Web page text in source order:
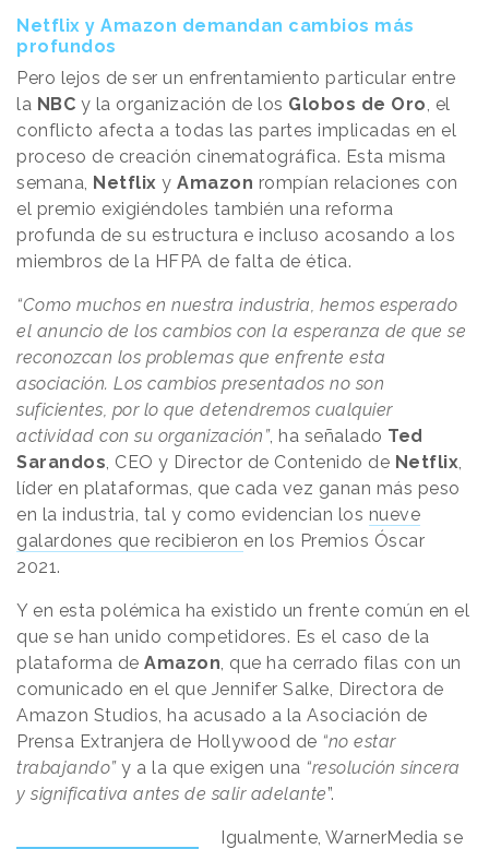
Netflix y Amazon demandan cambios más
profundos
Pero lejos de ser un enfrentamiento particular entre
la NBC y la organización de los Globos de Oro , el
conflicto afecta a todas las partes implicadas en el
proceso de creación cinematográfica. Esta misma
semana, Netflix y Amazon rompían relaciones con
el premio exigiéndoles también una reforma
profunda de su estructura e incluso acosando a los
miembros de la HFPA de falta de ética.
“Como muchos en nuestra industria, hemos esperado
el anuncio de los cambios con la esperanza de que se
reconozcan los problemas que enfrente esta
asociación. Los cambios presentados no son
suficientes, por lo que detendremos cualquier
actividad con su organización”, ha señalado Ted
Sarandos , CEO y Director de Contenido de Netflix
líder en plataformas, que cada vez ganan más peso
en la industria, tal y como evidencian los nueve
galardones que recibieron en los Premios Óscar
2021.
Y en esta polémica ha existido un frente común en el
que se han unido competidores. Es el caso de la
plataforma de Amazon , que ha cerrado filas con un
comunicado en el que Jennifer Salke, Directora de
Amazon Studios, ha acusado a la Asociación de
Prensa Extranjera de Hollywood de “no estar
trabajando”y a la que exigen una “resolución sincera
y significativa antes de salir adelante”.
Igualmente, WarnerMedia se